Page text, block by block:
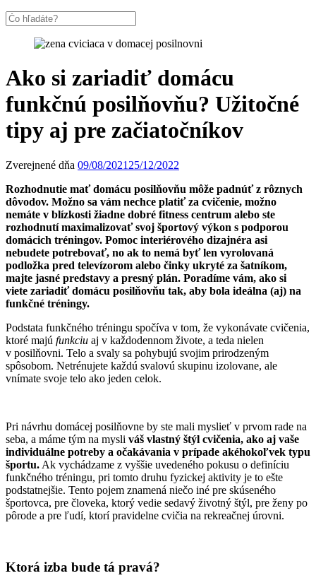
Ako si zariadiť domácu
funkčnú posilňovňu? Užitočné
tipy aj pre začiatočníkov
Zverejnené dňa 09/08/2021 25/12/2022
Rozhodnutie mať domácu posilňovňu môže padnúť z rôznych
dôvodov. Možno sa vám nechce platiť za cvičenie, možno
nemáte v blízkosti žiadne dobré fitness centrum alebo ste
rozhodnutí maximalizovať svoj športový výkon s podporou
domácich tréningov. Pomoc interiérového dizajnéra asi
nebudete potrebovať, no ak to nemá byť len vyrolovaná
podložka pred televízorom alebo činky ukryté za šatníkom,
majte jasné predstavy a presný plán. Poradíme vám, ako si
viete zariadiť domácu posilňovňu tak, aby bola ideálna (aj) na
funkčné tréningy.
Podstata funkčného tréningu spočíva v tom, že vykonávate cvičenia,
ktoré majú funkciu aj v každodennom živote, a teda nielen
v posilňovni. Telo a svaly sa pohybujú svojim prirodzeným
spôsobom. Netrénujete každú svalovú skupinu izolovane, ale
vnímate svoje telo ako jeden celok.
Pri návrhu domácej posilňovne by ste mali myslieť v prvom rade na
seba, a máme tým na mysli váš vlastný štýl cvičenia, ako aj vaše
individuálne potreby a očakávania v prípade akéhokoľvek typu
športu. Ak vychádzame z vyššie uvedeného pokusu o definíciu
funkčného tréningu, pri tomto druhu fyzickej aktivity je to ešte
podstatnejšie. Tento pojem znamená niečo iné pre skúseného
športovca, pre človeka, ktorý vedie sedavý životný štýl, pre ženy po
pôrode a pre ľudí, ktorí pravidelne cvičia na rekreačnej úrovni.
Ktorá izba bude tá pravá?